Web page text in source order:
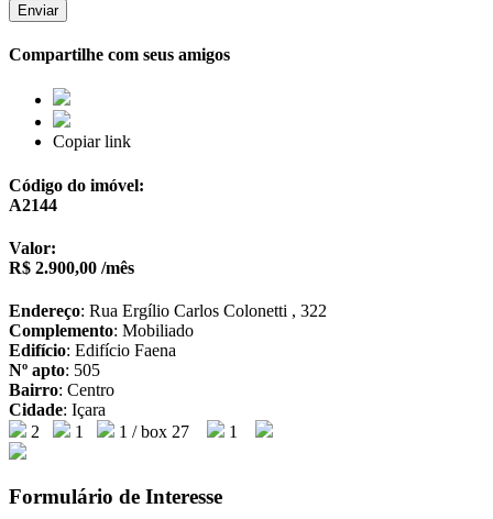
Enviar
Compartilhe com seus amigos
Copiar link
Código do imóvel:
A2144
Valor:
R$ 2.900,00 /mês
Endereço: Rua Ergílio Carlos Colonetti , 322
Complemento: Mobiliado
Edifício: Edifício Faena
Nº apto: 505
Bairro: Centro
Cidade: Içara
2
1 1 / box 27 1
Formulário de Interesse